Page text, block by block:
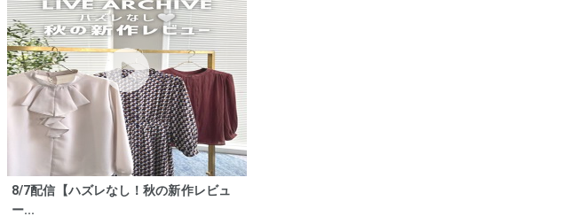
8/7配信【ハズレなし！秋の新作レビュ
ー...